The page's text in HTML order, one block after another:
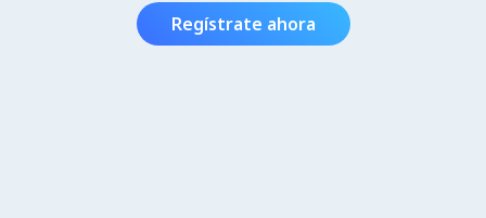
Regístrate ahora